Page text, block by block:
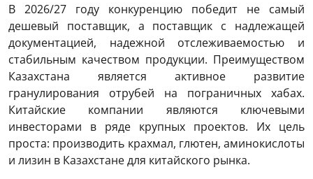
В 2026/27 году конкуренцию победит не самый
дешевый поставщик, а поставщик с надлежащей
документацией, надежной отслеживаемостью и
стабильным качеством продукции. Преимуществом
Казахстана является активное развитие
гранулирования отрубей на пограничных хабах.
Китайские компании являются ключевыми
инвесторами в ряде крупных проектов. Их цель
проста: производить крахмал, глютен, аминокислоты
и лизин в Казахстане для китайского рынка.